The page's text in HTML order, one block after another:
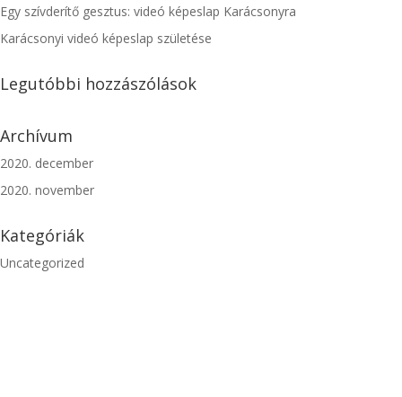
Egy szívderítő gesztus: videó képeslap Karácsonyra
Karácsonyi videó képeslap születése
Legutóbbi hozzászólások
Archívum
2020. december
2020. november
Kategóriák
Uncategorized